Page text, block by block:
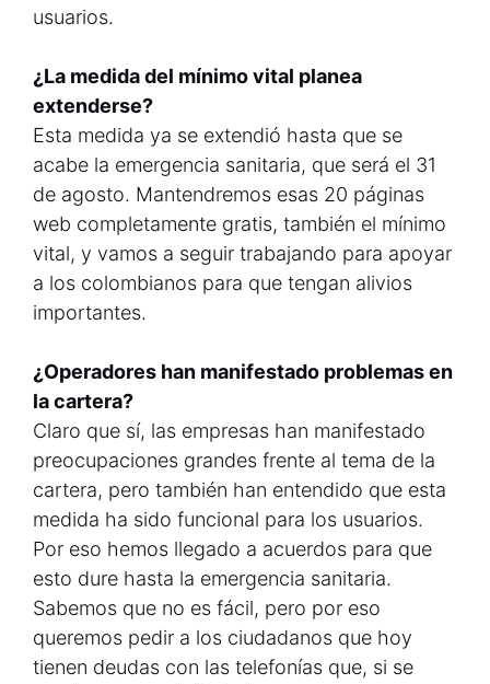
usuarios.
¿La medida del mínimo vital planea
extenderse?
Esta medida ya se extendió hasta que se
acabe la emergencia sanitaria, que será el 31
de agosto. Mantendremos esas 20 páginas
web completamente gratis, también el mínimo
vital, y vamos a seguir trabajando para apoyar
a los colombianos para que tengan alivios
importantes.
¿Operadores han manifestado problemas en
la cartera?
Claro que sí, las empresas han manifestado
preocupaciones grandes frente al tema de la
cartera, pero también han entendido que esta
medida ha sido funcional para los usuarios.
Por eso hemos llegado a acuerdos para que
esto dure hasta la emergencia sanitaria.
Sabemos que no es fácil, pero por eso
queremos pedir a los ciudadanos que hoy
tienen deudas con las telefonías que, si se